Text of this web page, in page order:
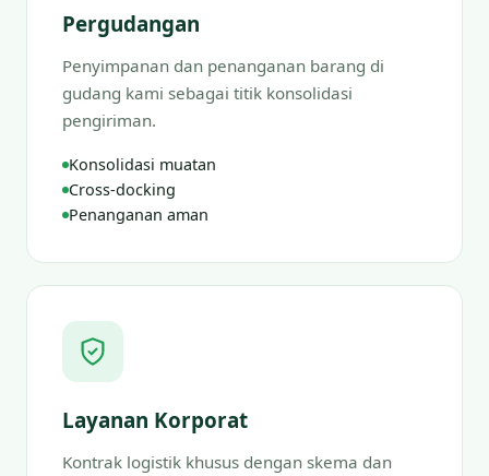
Pergudangan
Penyimpanan dan penanganan barang di
gudang kami sebagai titik konsolidasi
pengiriman.
Konsolidasi muatan
Cross-docking
Penanganan aman
Layanan Korporat
Kontrak logistik khusus dengan skema dan